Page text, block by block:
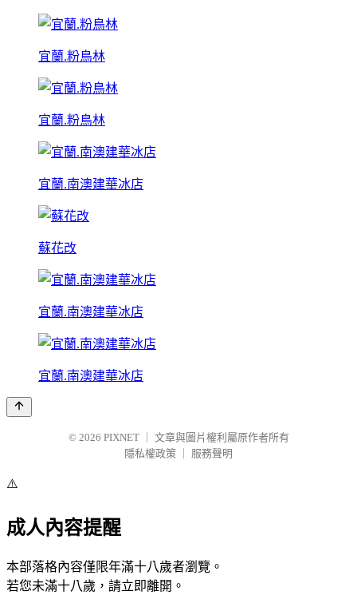
宜蘭.粉鳥林
宜蘭.粉鳥林
宜蘭.南澳建華冰店
蘇花改
宜蘭.南澳建華冰店
宜蘭.南澳建華冰店
© 2026 PIXNET
文章與圖片權利屬原作者所有
隱私權政策
服務聲明
⚠️
成人內容提醒
本部落格內容僅限年滿十八歲者瀏覽。
若您未滿十八歲，請立即離開。